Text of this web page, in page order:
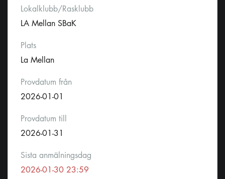
Lokalklubb/Rasklubb
LA Mellan SBaK
Plats
La Mellan
Provdatum från
2026-01-01
Provdatum till
2026-01-31
Sista anmälningsdag
2026-01-30 23:59